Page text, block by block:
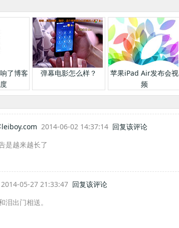
了博客
弹幕电影怎么样？
苹果iPad Air发布会视
频
leiboy.com 2014-06-02 14:37:14 回复该评论
是越来越长了
2014-05-27 21:33:47 回复该评论
泪出门相送。